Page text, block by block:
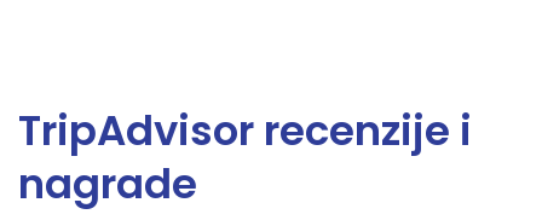
TripAdvisor recenzije i
nagrade